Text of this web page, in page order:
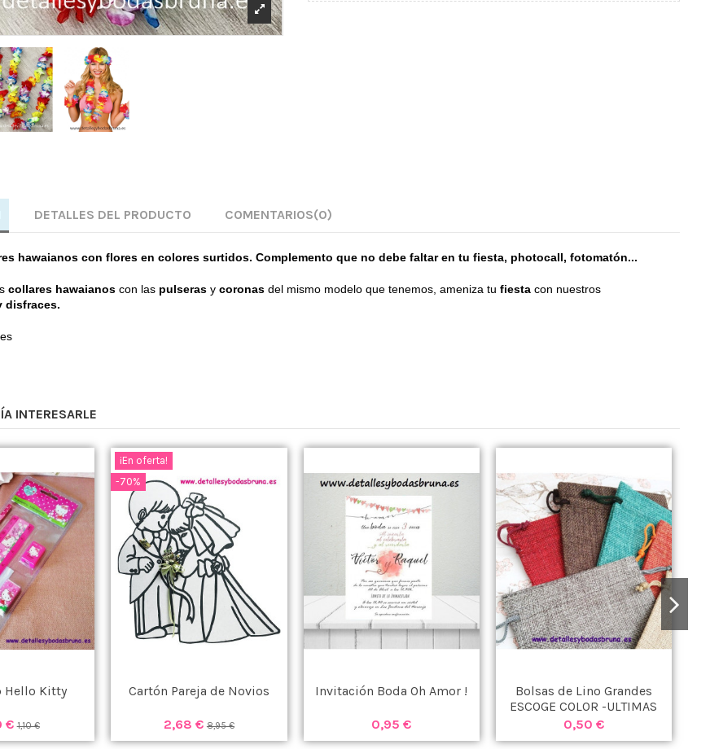
DETALLES DEL PRODUCTO COMENTARIOS(0)
hawaianos con flores en colores surtidos. Complemento que no debe faltar en tu fiesta, photocall, fotomatón...
collares hawaianos con las pulseras y coronas del mismo modelo que tenemos, ameniza tu fiesta con nuestros
disfraces.
INTERESARLE
Hello Kitty
€1,10 €
¡En oferta!
-70%
Cartón Pareja de Novios
2,68 € 8,95 €
Invitación Boda Oh Amor !
0,95 €
Bolsas de Lino Grandes
ESCOGE COLOR -ULTIMAS
UNIDADES -
0,50 €